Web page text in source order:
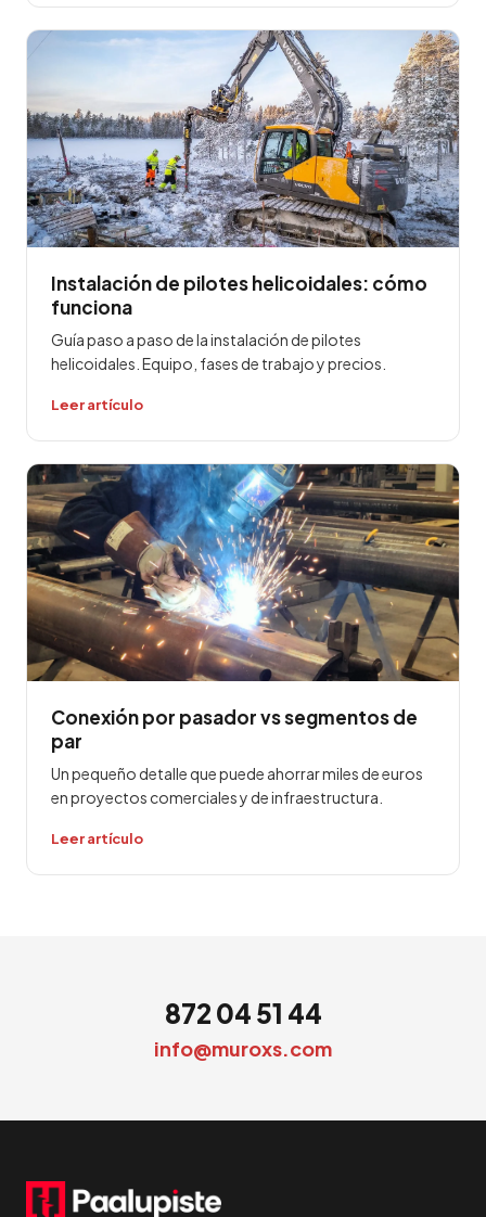
Instalación de pilotes helicoidales: cómo
funciona
Guía paso a paso de la instalación de pilotes
helicoidales. Equipo, fases de trabajo y precios.
Leer artículo
Conexión por pasador vs segmentos de
par
Un pequeño detalle que puede ahorrar miles de euros
en proyectos comerciales y de infraestructura.
Leer artículo
872 04 51 44
info@muroxs.com